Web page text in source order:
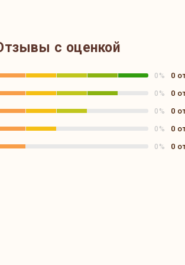
с оценкой
0% 0
0% 0
0% 0
0% 0
0% 0